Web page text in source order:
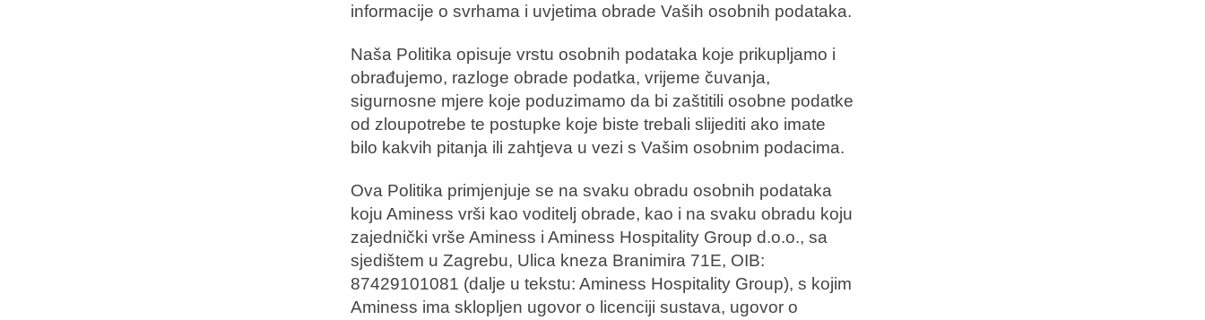
informacije o svrhama i uvjetima obrade Vaših osobnih podataka.
Naša Politika opisuje vrstu osobnih podataka koje prikupljamo i
obrađujemo, razloge obrade podatka, vrijeme čuvanja,
sigurnosne mjere koje poduzimamo da bi zaštitili osobne podatke
od zloupotrebe te postupke koje biste trebali slijediti ako imate
bilo kakvih pitanja ili zahtjeva u vezi s Vašim osobnim podacima.
Ova Politika primjenjuje se na svaku obradu osobnih podataka
koju Aminess vrši kao voditelj obrade, kao i na svaku obradu koju
zajednički vrše Aminess i Aminess Hospitality Group d.o.o., sa
sjedištem u Zagrebu, Ulica kneza Branimira 71E, OIB:
87429101081 (dalje u tekstu: Aminess Hospitality Group), s kojim
Aminess ima sklopljen ugovor o licenciji sustava, ugovor o